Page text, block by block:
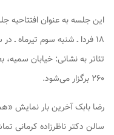
این جلسه به عنوان افتتاحیه
۱۸ فردا ـ شنبه سوم تیرماه
تئاتر به نشانی: خیابان سمیه،
۲۶۰ برگزار می‌شود.
سالن دکتر ناظرزاده کرمانی